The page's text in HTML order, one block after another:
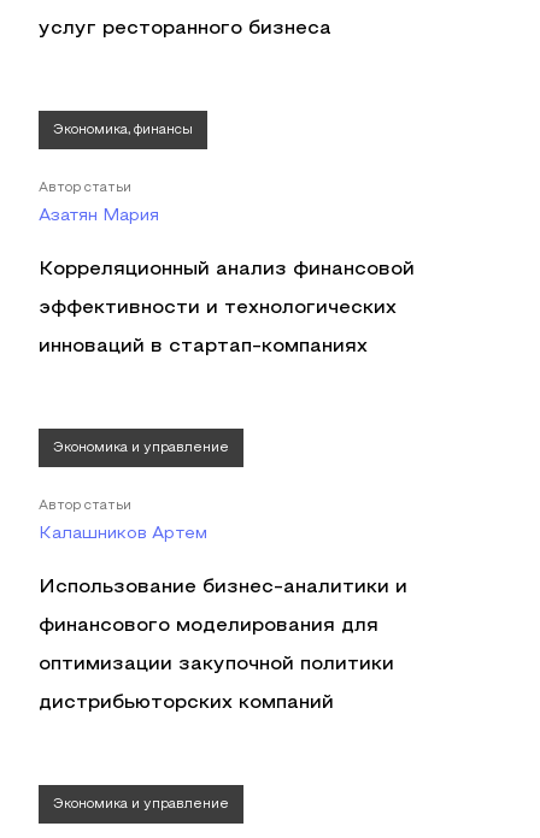
услуг ресторанного бизнеса
Экономика, финансы
Автор статьи
Азатян Мария
Корреляционный анализ финансовой
эффективности и технологических
инноваций в стартап-компаниях
Экономика и управление
Автор статьи
Калашников Артем
Использование бизнес-аналитики и
финансового моделирования для
оптимизации закупочной политики
дистрибьюторских компаний
Экономика и управление